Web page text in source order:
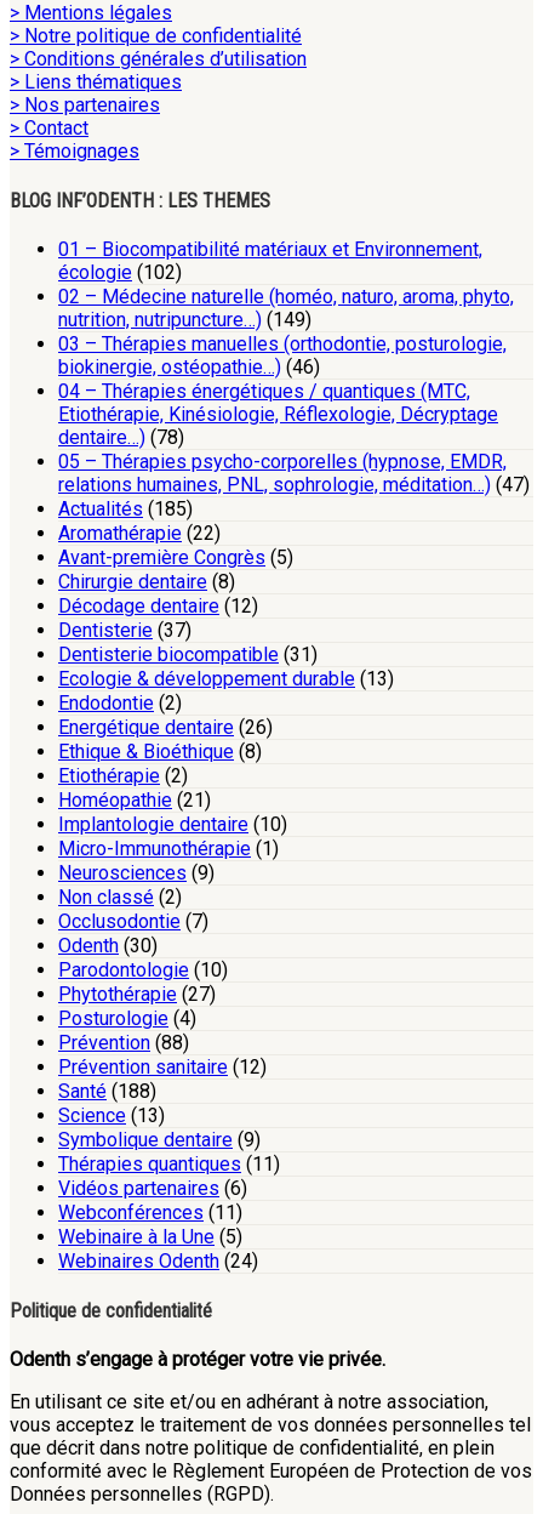
> Mentions légales
> Notre politique de confidentialité
> Conditions générales d’utilisation
> Liens thématiques
> Nos partenaires
> Contact
> Témoignages
BLOG INF’ODENTH : LES THEMES
01 – Biocompatibilité matériaux et Environnement,
écologie (102)
02 – Médecine naturelle (homéo, naturo, aroma, phyto,
nutrition, nutripuncture…) (149)
03 – Thérapies manuelles (orthodontie, posturologie,
biokinergie, ostéopathie…) (46)
04 – Thérapies énergétiques / quantiques (MTC,
Etiothérapie, Kinésiologie, Réflexologie, Décryptage
dentaire…) (78)
05 – Thérapies psycho-corporelles (hypnose, EMDR,
relations humaines, PNL, sophrologie, méditation…) (47)
Actualités (185)
Aromathérapie (22)
Avant-première Congrès (5)
Chirurgie dentaire (8)
Décodage dentaire (12)
Dentisterie (37)
Dentisterie biocompatible (31)
Ecologie & développement durable (13)
Endodontie (2)
Energétique dentaire (26)
Ethique & Bioéthique (8)
Etiothérapie (2)
Homéopathie (21)
Implantologie dentaire (10)
Micro-Immunothérapie (1)
Neurosciences (9)
Non classé (2)
Occlusodontie (7)
Odenth (30)
Parodontologie (10)
Phytothérapie (27)
Posturologie (4)
Prévention (88)
Prévention sanitaire (12)
Santé (188)
Science (13)
Symbolique dentaire (9)
Thérapies quantiques (11)
Vidéos partenaires (6)
Webconférences (11)
Webinaire à la Une (5)
Webinaires Odenth (24)
Politique de confidentialité
Odenth s’engage à protéger votre vie privée.
En utilisant ce site et/ou en adhérant à notre association,
vous acceptez le traitement de vos données personnelles tel
que décrit dans notre politique de confidentialité, en plein
conformité avec le Règlement Européen de Protection de vos
Données personnelles (RGPD).